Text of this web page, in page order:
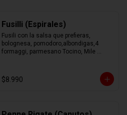
Fusilli (Espirales)
Fusili con la salsa que prefieras,
bolognesa, pomodoro,albondigas,4
formaggi, parmesano Tocino, Mile
$8.990